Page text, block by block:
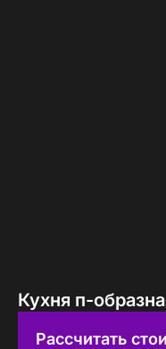
Кухня п-
Рассчитать